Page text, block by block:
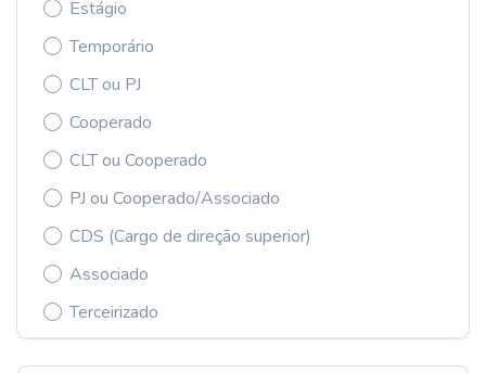
Estágio
Temporário
CLT ou PJ
Cooperado
CLT ou Cooperado
PJ ou Cooperado/Associado
CDS (Cargo de direção superior)
Associado
Terceirizado